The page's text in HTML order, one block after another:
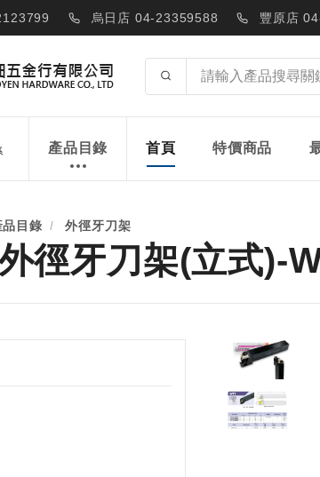
烏日店 04-23359588 豐原店
產品目錄 首頁 特價商品
品目錄 外徑牙刀架
徑牙刀架(立式)-